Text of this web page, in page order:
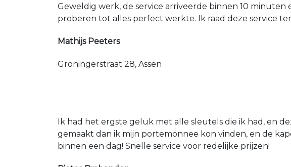
Geweldig werk, de service arriveerde binnen 10
proberen tot alles perfect werkte. Ik raad deze service
Mathijs Peeters
Groningerstraat 28, Assen
Ik had het ergste geluk met alle sleutels die ik had, en
gemaakt dan ik mijn portemonnee kon vinden, en de
binnen een dag! Snelle service voor redelijke prijzen!